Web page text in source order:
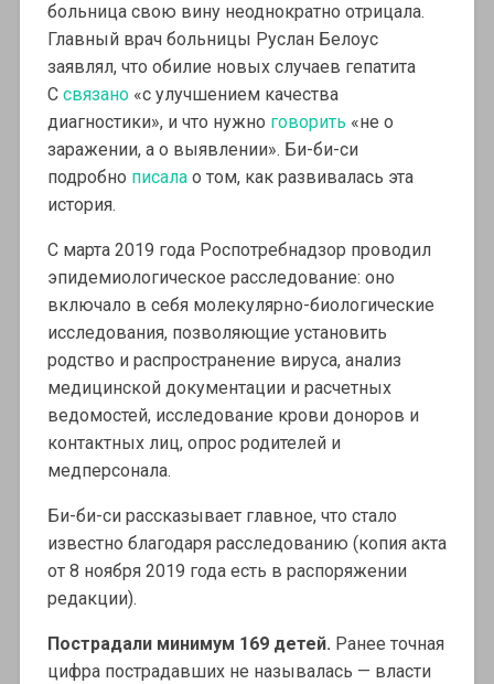
больница свою вину неоднократно отрицала.
Главный врач больницы Руслан Белоус
заявлял, что обилие новых случаев гепатита
С связано«с улучшением качества
диагностики», и что нужно говорить «не о
заражении, а о выявлении». Би-би-си
подробно писалао том, как развивалась эта
история.
С марта 2019 года Роспотребнадзор проводил
эпидемиологическое расследование: оно
включало в себя молекулярно-биологические
исследования, позволяющие установить
родство и распространение вируса, анализ
медицинской документации и расчетных
ведомостей, исследование крови доноров и
контактных лиц, опрос родителей и
медперсонала.
Би-би-си рассказывает главное, что стало
известно благодаря расследованию (копия акта
от 8 ноября 2019 года есть в распоряжении
редакции).
Пострадалиминимум 169 детей. Ранее точная
цифра пострадавших не называлась — власти